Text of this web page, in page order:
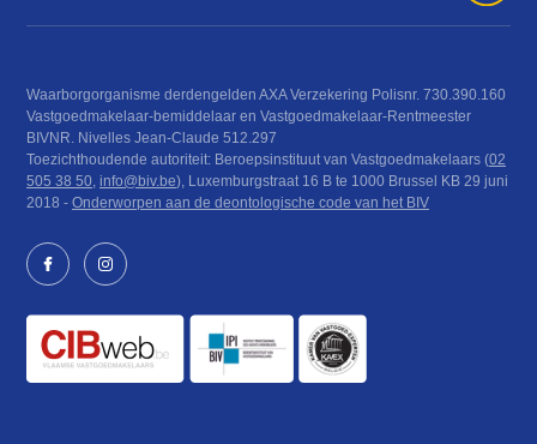
Waarborgorganisme derdengelden AXA Verzekering Polisnr. 730.390.160
Vastgoedmakelaar-bemiddelaar en Vastgoedmakelaar-Rentmeester
BIVNR. Nivelles Jean-Claude 512.297
Toezichthoudende autoriteit: Beroepsinstituut van Vastgoedmakelaars (02
505 38 50, info@biv.be), Luxemburgstraat 16 B te 1000 Brussel KB 29 juni
2018 - Onderworpen aan de deontologische code van het BIV